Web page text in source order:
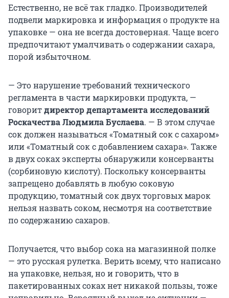
Естественно, не всё так гладко. Производителей
подвели маркировка и информация о продукте на
упаковке — она не всегда достоверная. Чаще всего
предпочитают умалчивать о содержании сахара,
порой избыточном.
— Это нарушение требований технического
регламента в части маркировки продукта, —
говоритдиректор департамента исследований
Роскачества Людмила Буслаева. — В этом случае
сок должен называться «Томатный сок с сахаром»
или «Томатный сок с добавлением сахара». Также
в двух соках эксперты обнаружили консерванты
(сорбиновую кислоту). Поскольку консерванты
запрещено добавлять в любую соковую
продукцию, томатный сок двух торговых марок
нельзя назвать соком, несмотря на соответствие
по содержанию сахаров.
Получается, что выбор сока на магазинной полке
— это русская рулетка. Верить всему, что написано
на упаковке, нельзя, но и говорить, что в
пакетированных соках нет никакой пользы, тоже